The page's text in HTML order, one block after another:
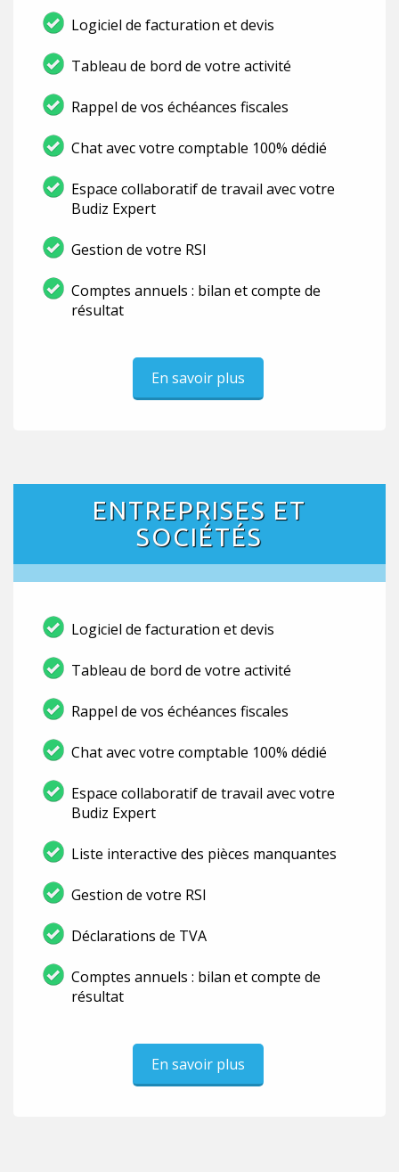
Logiciel de facturation et devis
Tableau de bord de votre activité
Rappel de vos échéances fiscales
Chat avec votre comptable 100% dédié
Espace collaboratif de travail avec votre
Budiz Expert
Gestion de votre RSI
Comptes annuels : bilan et compte de
résultat
En savoir plus
ENTREPRISES ET
SOCIÉTÉS
Logiciel de facturation et devis
Tableau de bord de votre activité
Rappel de vos échéances fiscales
Chat avec votre comptable 100% dédié
Espace collaboratif de travail avec votre
Budiz Expert
Liste interactive des pièces manquantes
Gestion de votre RSI
Déclarations de TVA
Comptes annuels : bilan et compte de
résultat
En savoir plus